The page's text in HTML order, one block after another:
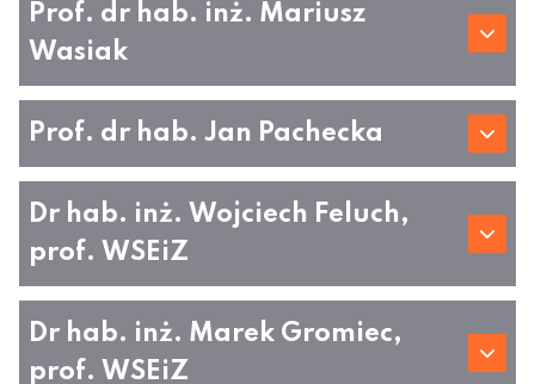
Prof. dr hab. inż. Mariusz
Wasiak
Prof. dr hab. Jan Pachecka
Dr hab. inż. Wojciech Feluch,
prof. WSEiZ
Dr hab. inż. Marek Gromiec,
prof. WSEiZ